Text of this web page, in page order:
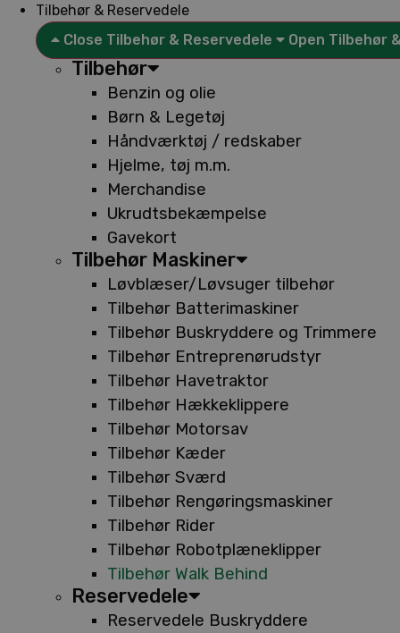
Tilbehør & Reservedele
Close Tilbehør & Reservedele
Open Tilbehør
Tilbehør
Benzin og olie
Børn & Legetøj
Håndværktøj / redskaber
Hjelme, tøj m.m.
Merchandise
Ukrudtsbekæmpelse
Gavekort
Tilbehør Maskiner
Løvblæser/Løvsuger tilbehør
Tilbehør Batterimaskiner
Tilbehør Buskryddere og Trimmere
Tilbehør Entreprenørudstyr
Tilbehør Havetraktor
Tilbehør Hækkeklippere
Tilbehør Motorsav
Tilbehør Kæder
Tilbehør Sværd
Tilbehør Rengøringsmaskiner
Tilbehør Rider
Tilbehør Robotplæneklipper
Tilbehør Walk Behind
Reservedele
Reservedele Buskryddere